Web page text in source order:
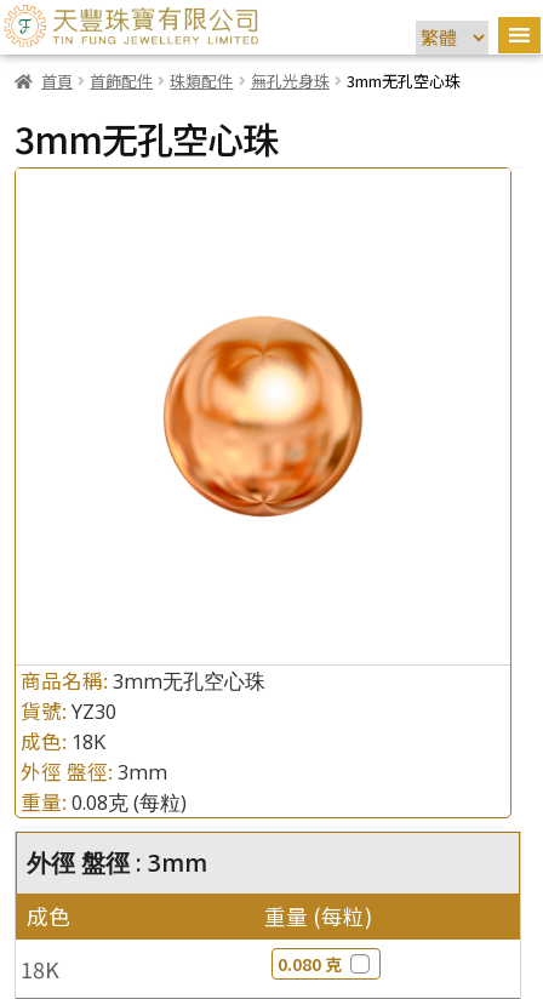
首頁 首飾配件 珠類配件 無孔光身珠 3mm无孔空心珠
3mm无孔空心珠
商品名稱: 3mm无孔空心珠
貨號: YZ30
成色: 18K
外徑 盤徑: 3mm
重量: 0.08克(每粒)
外徑 盤徑 : 3mm
成色 重量 (每粒)
18K 0.080 克